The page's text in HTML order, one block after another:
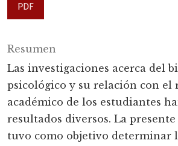
PDF
Resumen
Las investigaciones acerca del
psicológico y su relación con el
académico de los estudiantes
resultados diversos. La
tuvo como objetivo determinar